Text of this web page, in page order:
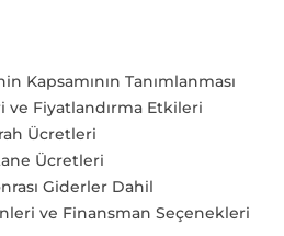
Kapsamının Tanımlanması
Fiyatlandırma Etkileri
Ücretleri
Ücretleri
Giderler Dahil
ve Finansman Seçenekleri